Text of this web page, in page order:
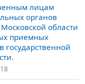
лицам
органов
области
приемных
государственной